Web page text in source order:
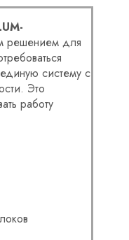
решением для
систему с
Это
работу